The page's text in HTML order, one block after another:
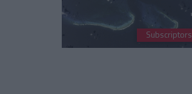
Subscriptors